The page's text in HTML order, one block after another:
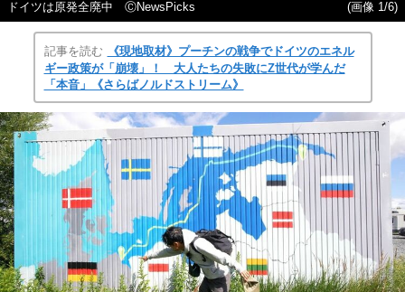
ドイツは原発全廃中 ⒸNewsPicks (画像 1/6)
記事を読む
《現地取材》プーチンの戦争でドイツのエネル
ギー政策が「崩壊」！ 大人たちの失敗にZ世代が学んだ
「本音」《さらばノルドストリーム》